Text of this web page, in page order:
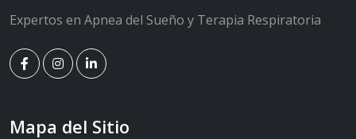
Expertos en Apnea del Sueño y Terapia Respiratoria
Mapa del Sitio